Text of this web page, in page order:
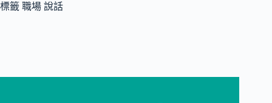
容
標籤 職場 說話